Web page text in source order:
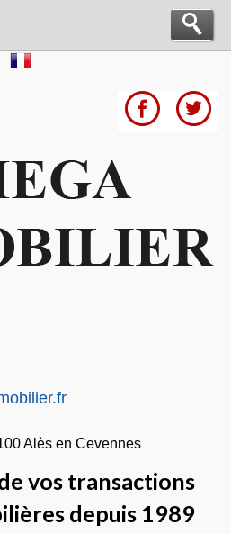
Alès en Cevennes
vos transactions
depuis 1989